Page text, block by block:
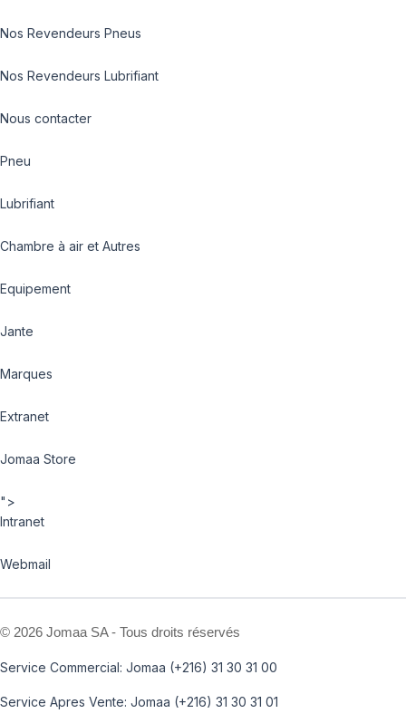
Nos Revendeurs Pneus
Nos Revendeurs Lubrifiant
Nous contacter
Pneu
Lubrifiant
Chambre à air et Autres
Equipement
Jante
Marques
Extranet
Jomaa Store
">
Intranet
Webmail
© 2026 Jomaa SA - Tous droits réservés
Service Commercial: Jomaa (+216) 31 30 31 00
Service Apres Vente: Jomaa (+216) 31 30 31 01